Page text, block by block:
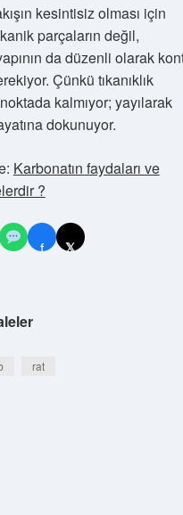
kesintisiz olması için
parçaların değil,
da düzenli olarak
Çünkü tıkanıklık
kalmıyor; yayılarak
dokunuyor.
Karbonatın faydaları ve
?
f 𝕏
rat